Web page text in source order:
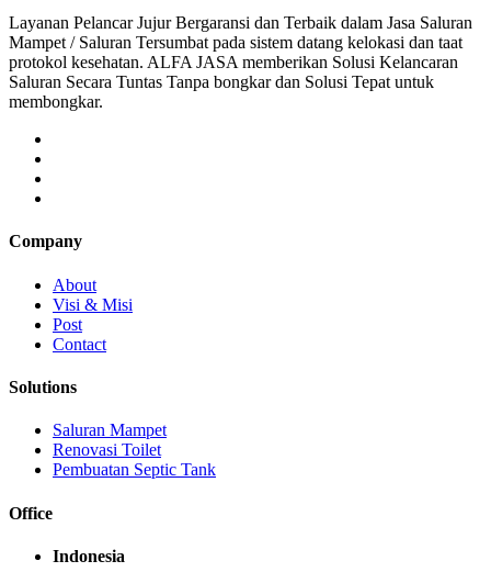
Layanan Pelancar Jujur Bergaransi dan Terbaik dalam Jasa Saluran
Mampet / Saluran Tersumbat pada sistem datang kelokasi dan taat
protokol kesehatan. ALFA JASA memberikan Solusi Kelancaran
Saluran Secara Tuntas Tanpa bongkar dan Solusi Tepat untuk
membongkar.
Company
About
Visi & Misi
Post
Contact
Solutions
Saluran Mampet
Renovasi Toilet
Pembuatan Septic Tank
Office
Indonesia